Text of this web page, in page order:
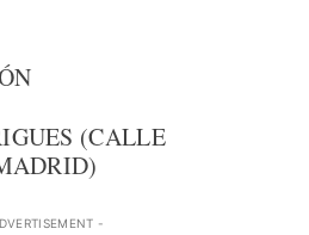
(CALLE
-